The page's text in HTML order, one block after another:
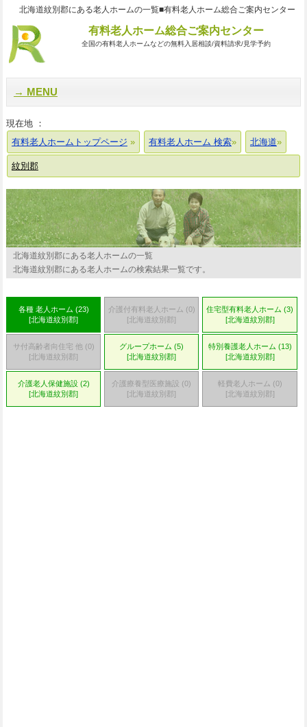
北海道紋別郡にある老人ホームの一覧■有料老人ホーム総合ご案内センター
有料老人ホーム総合ご案内センター
全国の有料老人ホームなどの無料入居相談/資料請求/見学予約
MENU
現在地 ：
有料老人ホームトップページ
有料老人ホーム 検索 北海道
紋別郡
北海道紋別郡にある老人ホームの一覧
北海道紋別郡にある老人ホームの検索結果一覧です。
各種 老人ホーム (23)
[北海道紋別郡]
介護付有料老人ホーム (0)
[北海道紋別郡]
住宅型有料老人ホーム (3)
[北海道紋別郡]
サ付高齢者向住宅 他 (0)
[北海道紋別郡]
グループホーム (5)
[北海道紋別郡]
特別養護老人ホーム (13)
[北海道紋別郡]
介護老人保健施設 (2)
[北海道紋別郡]
介護療養型医療施設 (0)
[北海道紋別郡]
軽費老人ホーム (0)
[北海道紋別郡]